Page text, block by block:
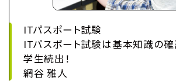
ITパスポート試験
ITパスポート試験は基本知識の
学生続出！
網谷 雅人